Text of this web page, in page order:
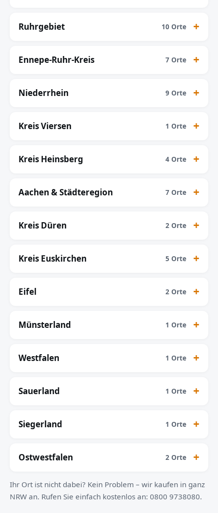
Ruhrgebiet 10 Orte
Ennepe-Ruhr-Kreis 7 Orte
Niederrhein 9 Orte
Kreis Viersen 1 Orte
Kreis Heinsberg 4 Orte
Aachen & Städteregion 7 Orte
Kreis Düren 2 Orte
Kreis Euskirchen 5 Orte
Eifel 2 Orte
Münsterland 1 Orte
Westfalen 1 Orte
Sauerland 1 Orte
Siegerland 1 Orte
Ostwestfalen 2 Orte
Ihr Ort ist nicht dabei? Kein Problem – wir kaufen in ganz
NRW an. Rufen Sie einfach kostenlos an: 0800 9738080.